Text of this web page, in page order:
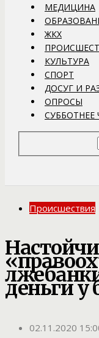
МЕДИЦИНА
ЖКХ
КУЛЬТУРА
СПОРТ
ДОСУГ И
ОПРОСЫ
СУББОТНЕЕ
Происшествия
деньги
02.11.2020